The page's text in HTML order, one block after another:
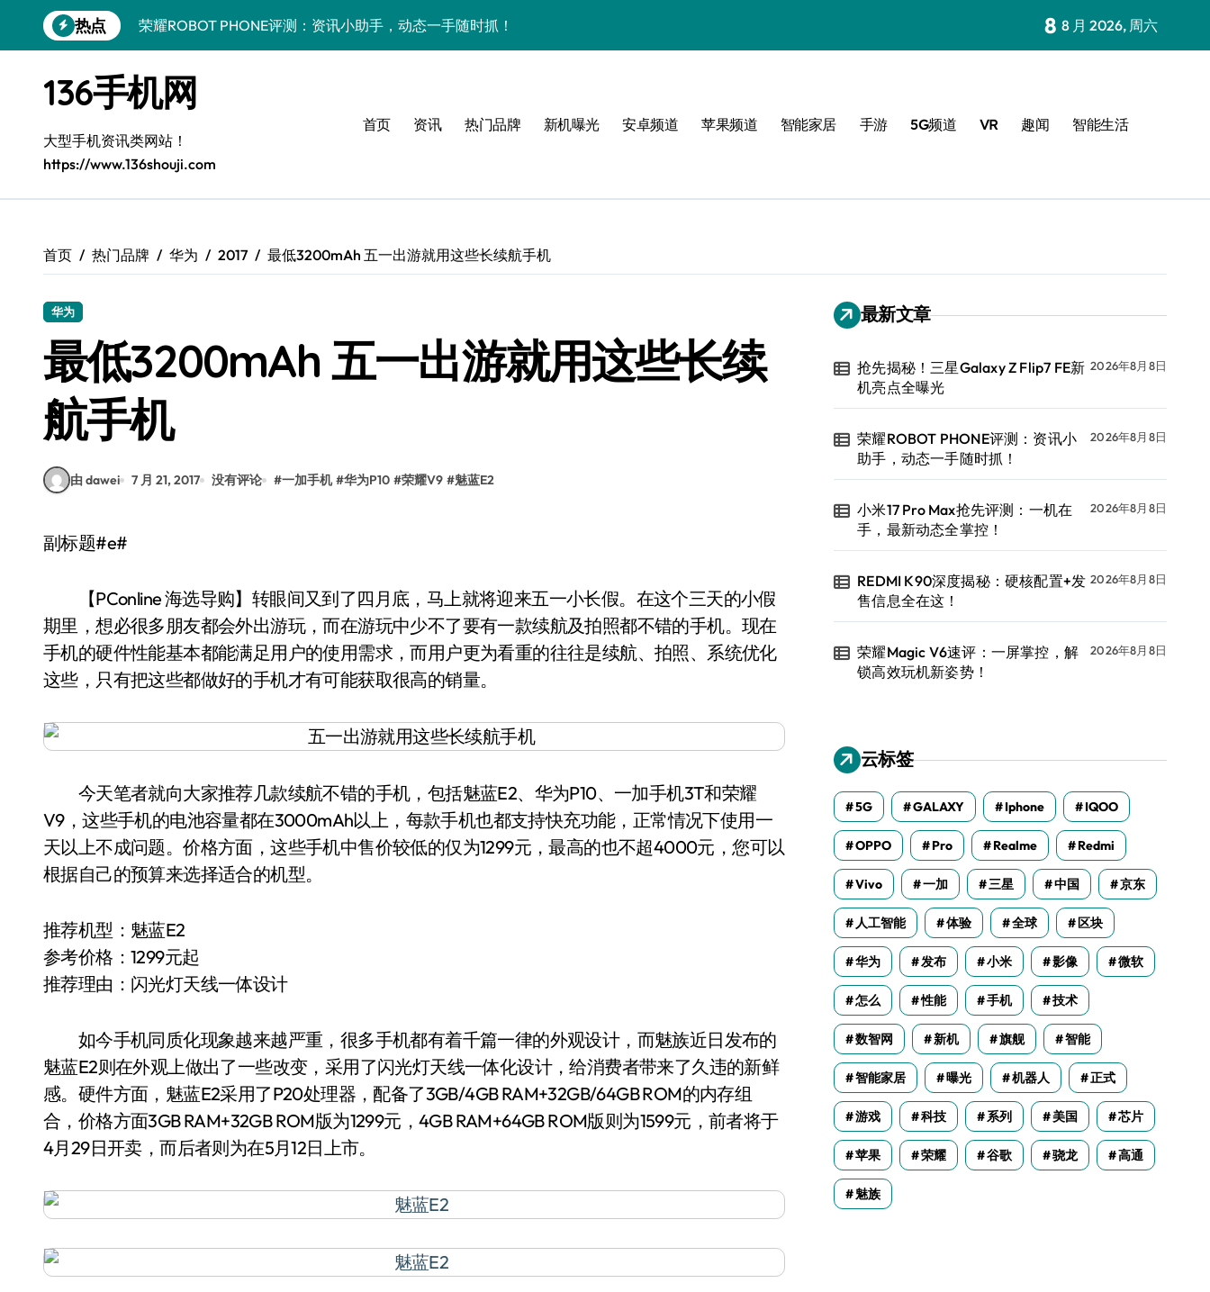
到
热点
荣耀ROBOT PHONE评测：资讯小助手，动态一手随时抓！
REDMI K90深度揭秘：硬核配置+发售信息全在这！
荣耀Magic V6速评：一屏掌控，解锁高效玩机新姿势！
iPhone 17 Pro性能大揭秘：硬件升级，跃升体验新巅峰！
荣耀500 Pro携MOLLY来袭，速览前沿科技新体验！
一加Turbo 6性能狂飙升级！深度评测揭秘新王牌实力
抢先揭秘！三星Galaxy Z Flip7 FE新机亮点全曝光
8 8 月 2026, 周六
136手机网
大型手机资讯类网站！
https://www.136shouji.com
首页 资讯 热门品牌 新机曝光 安卓频道 苹果频道 智能家居 手游 5G频道 VR 趣闻 智能生活
首页 热门品牌 华为 2017 最低3200mAh 五一出游就用这些长续航手机
华为
最低3200mAh 五一出游就用这些长续
航手机
由 dawei 7 月 21, 2017 没有评论 #一加手机 #华为P10 #荣耀V9 #魅蓝E2
副标题#e#
【PConline 海选导购】转眼间又到了四月底，马上就将迎来五一小长假。在这个三天的小假
期里，想必很多朋友都会外出游玩，而在游玩中少不了要有一款续航及拍照都不错的手机。现在
手机的硬件性能基本都能满足用户的使用需求，而用户更为看重的往往是续航、拍照、系统优化
这些，只有把这些都做好的手机才有可能获取很高的销量。
今天笔者就向大家推荐几款续航不错的手机，包括魅蓝E2、华为P10、一加手机3T和荣耀
V9，这些手机的电池容量都在3000mAh以上，每款手机也都支持快充功能，正常情况下使用一
天以上不成问题。价格方面，这些手机中售价较低的仅为1299元，最高的也不超4000元，您可以
根据自己的预算来选择适合的机型。
推荐机型：魅蓝E2
参考价格：1299元起
推荐理由：闪光灯天线一体设计
如今手机同质化现象越来越严重，很多手机都有着千篇一律的外观设计，而魅族近日发布的
魅蓝E2则在外观上做出了一些改变，采用了闪光灯天线一体化设计，给消费者带来了久违的新鲜
感。硬件方面，魅蓝E2采用了P20处理器，配备了3GB/4GB RAM+32GB/64GB ROM的内存组
合，价格方面3GB RAM+32GB ROM版为1299元，4GB RAM+64GB ROM版则为1599元，前者将于
4月29日开卖，而后者则为在5月12日上市。
最新文章
抢先揭秘！三星Galaxy Z Flip7 FE新
机亮点全曝光
2026年8月8日
荣耀ROBOT PHONE评测：资讯小
助手，动态一手随时抓！
2026年8月8日
小米17 Pro Max抢先评测：一机在
手，最新动态全掌控！
2026年8月8日
REDMI K90深度揭秘：硬核配置+发
售信息全在这！
2026年8月8日
荣耀Magic V6速评：一屏掌控，解
锁高效玩机新姿势！
2026年8月8日
云标签
5G GALAXY Iphone IQOO
OPPO Pro Realme Redmi
Vivo 一加 三星 中国 京东
人工智能 体验 全球 区块
华为 发布 小米 影像 微软
怎么 性能 手机 技术
数智网 新机 旗舰 智能
智能家居 曝光 机器人 正式
游戏 科技 系列 美国 芯片
苹果 荣耀 谷歌 骁龙 高通
魅族